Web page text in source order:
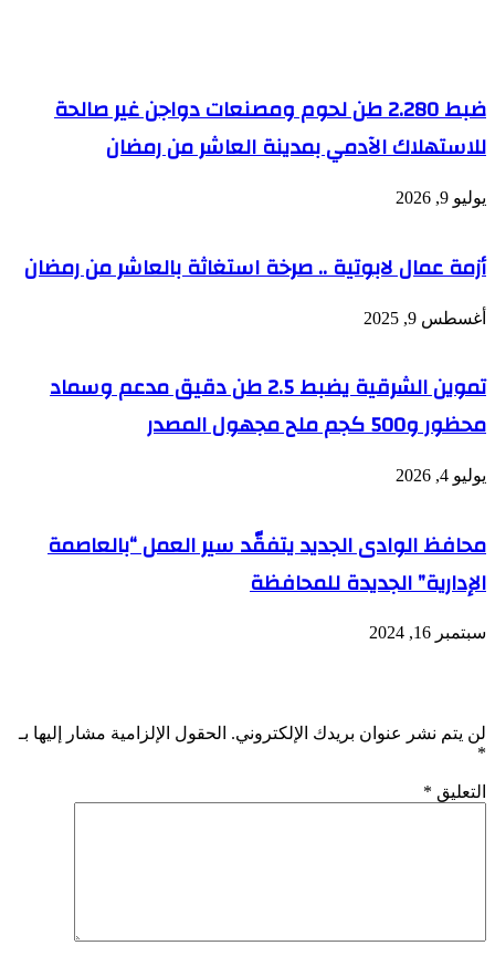
ضبط 2.280 طن لحوم ومصنعات دواجن غير صالحة
للاستهلاك الآدمي بمدينة العاشر من رمضان
يوليو 9, 2026
أزمة عمال لابوتية .. صرخة استغاثة بالعاشر من رمضان
أغسطس 9, 2025
تموين الشرقية يضبط 2.5 طن دقيق مدعم وسماد
محظور و500 كجم ملح مجهول المصدر
يوليو 4, 2026
محافظ الوادى الجديد يتفقّد سير العمل “بالعاصمة
الإدارية” الجديدة للمحافظة
سبتمبر 16, 2024
لن يتم نشر عنوان بريدك الإلكتروني. الحقول الإلزامية مشار إليها بـ
*
التعليق *